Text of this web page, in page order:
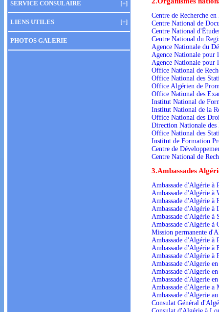
SERVICE CONSULAIRE [+]
LIENS UTILES [+]
PHOTOS GALERIE
Centre de Recherche
Centre National de
Centre National
Centre National du
Agence Nationale du
Agence Nationale pour
Agence Nationale
Office National de
Office National des
Office Algérien de
Office National des
Institut National de
Institut National de la
Office National des
Direction Nationale des
Office National des
Institut de Formation
Centre de
Centre National de
3.Ambassades
Ambassade d'Algérie à
Ambassade d'Algérie à
Ambassade d'Algérie à
Ambassade d'Algérie à
Ambassade d'Algérie à
Ambassade d'Algérie à
Mission permanente
Ambassade d'Algérie à
Ambassade d'Algérie à
Ambassade d'Algérie à
Ambassade d'Algerie
Ambassade d'Algerie
Ambassade d'Algerie
Ambassade d'Algerie a
Ambassade d'Algerie
Consulat Général